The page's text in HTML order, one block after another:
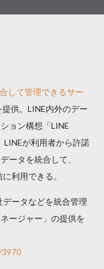
して管理できるサー
供。LINE内外のデー
ョン構想「LINE
が利用者から許諾
ータを統合して、
利用できる。
ータなどを統合管理
ージャー」の提供を